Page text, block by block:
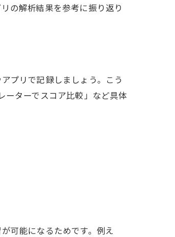
の解析結果を参考に振り返り
プリで記録しましょう。こう
ーターでスコア比較」など具体
可能になるためです。例え